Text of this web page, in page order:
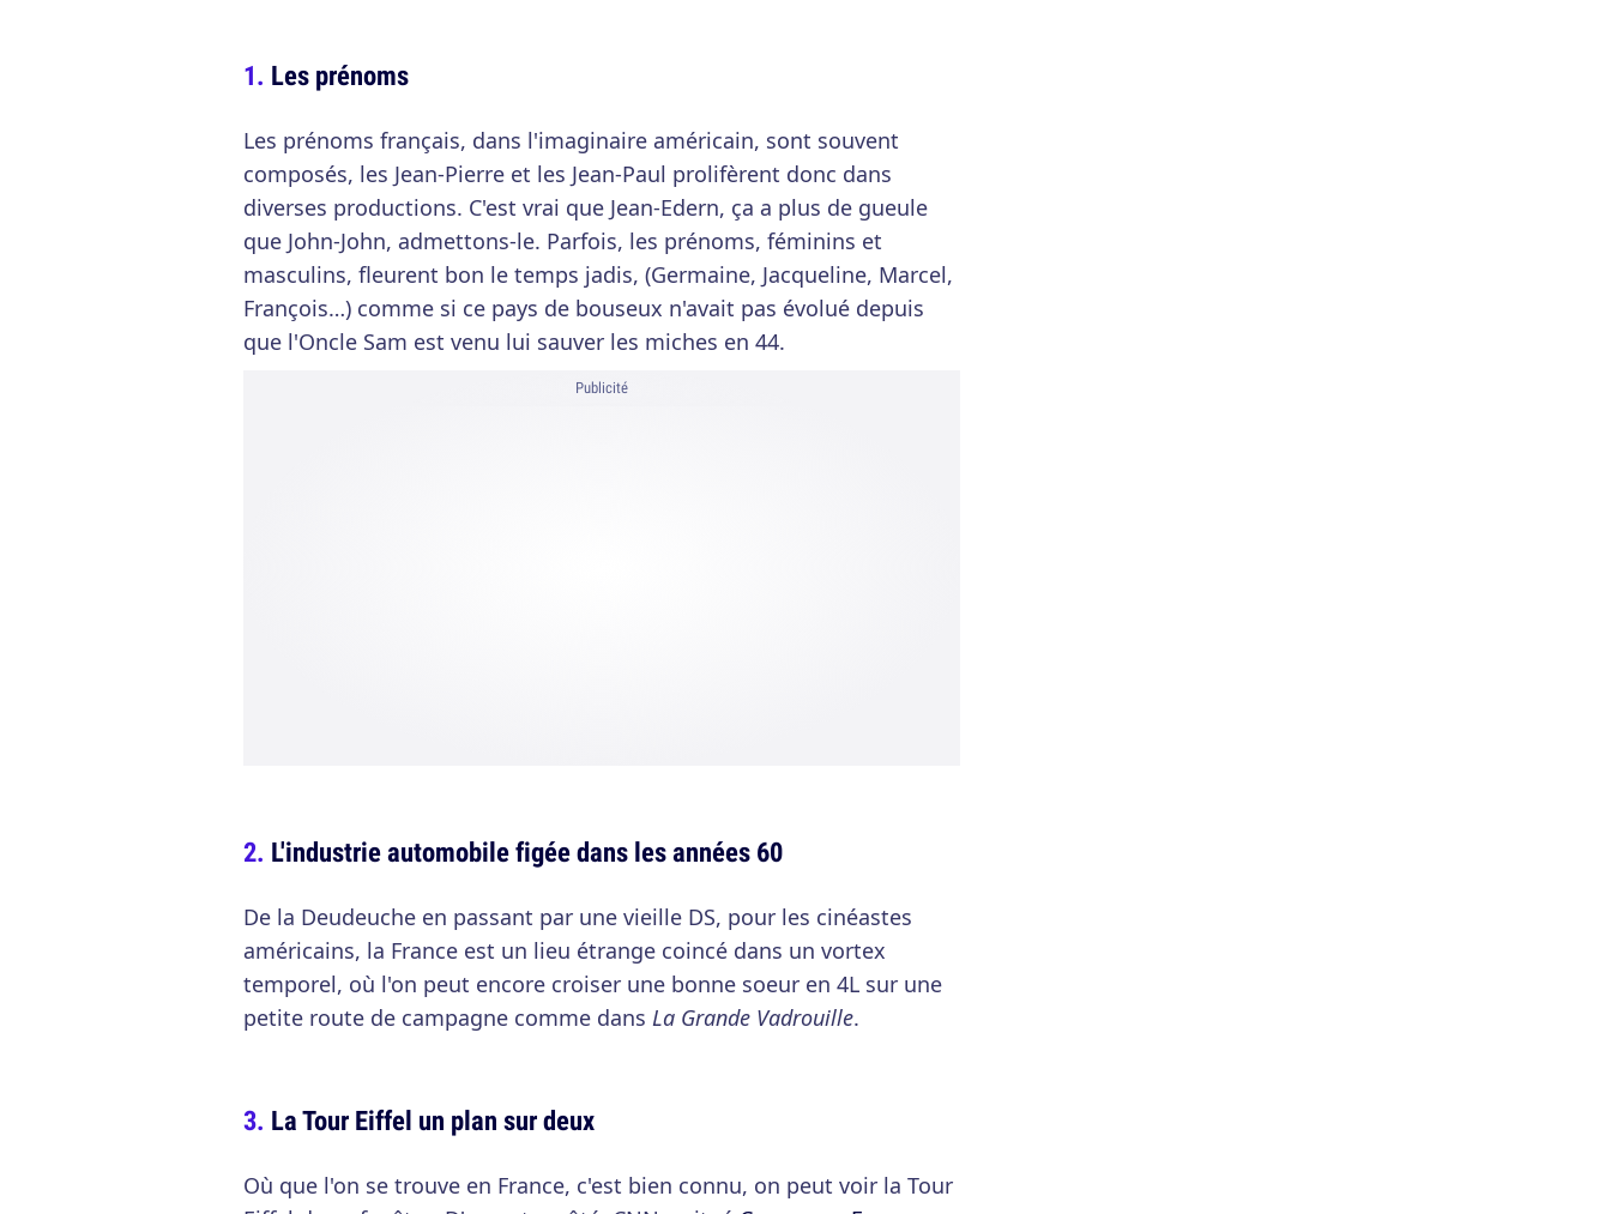
Les prénoms
Les prénoms français, dans l'imaginaire américain, sont souvent
composés, les Jean-Pierre et les Jean-Paul prolifèrent donc dans
diverses productions. C'est vrai que Jean-Edern, ça a plus de gueule
que John-John, admettons-le. Parfois, les prénoms, féminins et
masculins, fleurent bon le temps jadis, (Germaine, Jacqueline, Marcel,
François…) comme si ce pays de bouseux n'avait pas évolué depuis
que l'Oncle Sam est venu lui sauver les miches en 44.
Publicité
L'industrie automobile figée dans les années 60
De la Deudeuche en passant par une vieille DS, pour les cinéastes
américains, la France est un lieu étrange coincé dans un vortex
temporel, où l'on peut encore croiser une bonne soeur en 4L sur une
petite route de campagne comme dans La Grande Vadrouille.
La Tour Eiffel un plan sur deux
Où que l'on se trouve en France, c'est bien connu, on peut voir la Tour